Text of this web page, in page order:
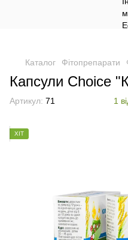
Каталог Фітопрепарати
Капсули Choice
Артикул: 71 1
ХІТ